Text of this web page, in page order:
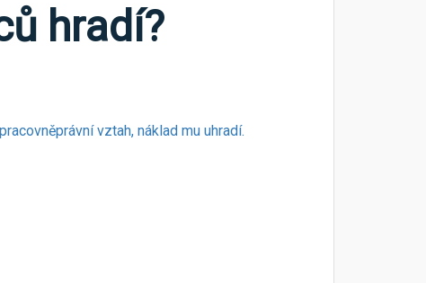
hradí?
vztah, náklad mu uhradí.